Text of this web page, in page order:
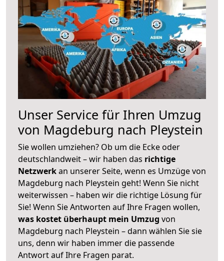
Unser Service für Ihren Umzug
von Magdeburg nach Pleystein
Sie wollen umziehen? Ob um die Ecke oder
deutschlandweit – wir haben das richtige
Netzwerkan unserer Seite, wenn es Umzüge von
Magdeburg nach Pleystein geht! Wenn Sie nicht
weiterwissen – haben wir die richtige Lösung für
Sie! Wenn Sie Antworten auf Ihre Fragen wollen,
was kostet überhaupt mein Umzug von
Magdeburg nach Pleystein – dann wählen Sie sie
uns, denn wir haben immer die passende
Antwort auf Ihre Fragen parat.